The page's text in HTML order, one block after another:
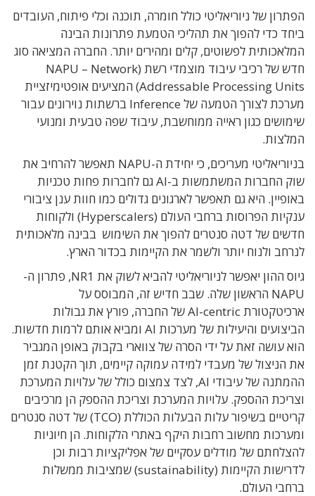
הפתרון של ניוריאליטי כולל חומרה, תוכנה וכלי פיתוח, העובדים
ביחד כדי להפוך את תהליכי הטמעת פתרונות הבינה
המלאכותית לפשוטים, קלים ומהירים יותר. החברה המציאה סוג
חדש של רכיבי עיבוד מוצמדי רשת (NAPU – Network
Addressable Processing Units) המציעים אופטימיזציית
מערכת לצורך הטמעה של Inference ברשתות נוירונים עבור
שימושים כגון ראייה ממוחשבת, עיבוד שפה טבעית ומנועי
המלצות.
בניוריאליטי מעריכים, כי יחידת ה-NAPU תאפשר להרחיב את
שוק החברות המשתמשות ב-AI גם לחברות פחות טכניות
באופיין. היא גם תאפשר לארגונים גדולים כמו חוות ענן ציבורי
ענקיות הפרוסות ברחבי העולם (Hyperscalers) ולקוחות
חדשים של דטה סנטרים להפוך את השימוש בבינה מלאכותית
לנרחב ולנוח יותר ולשמר את הקיימות בכדור הארץ.
גיוס ההון יאפשר לניוריאליטי להביא לשוק את NR1, פתרון ה-
NAPU הראשון שלה. שבב חדיש זה, המבוסס על
ארכיטקטורת AI-centric של החברה, פורץ את גבולות
הביצועים והיעילות של מערכות AI ומביא אותם לרמות חדשות.
הוא עושה זאת על ידי הסרה של צווארי בקבוק באופן המגביר
את הניצול של מעבדי למידה עמוקה קיימים, תוך הקטנת זמן
ההמתנה של עיבודי AI, לצד צמצום כולל של עלויות המערכת
וצריכת ההספק. עלויות המערכת וצריכת ההספק הן מרכיבים
קריטיים בשיפור עלות הבעלות הכוללת (TCO) של דטה סנטרים
ומערכות מחשוב רחבות היקף באתרי הלקוחות. הן חיוניות
להצלחתם של מודלים עסקיים של אפליקציות רבות וכן
לדרישות הקיימות (sustainability) שמציבות ממשלות
ברחבי העולם.